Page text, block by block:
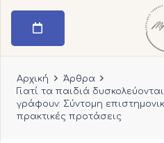
Αρχική
Άρθρα
Γιατί τα παιδιά
γράφουν: Σύντομη
πρακτικές προτάσεις